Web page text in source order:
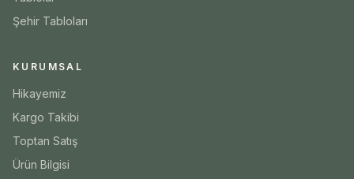
Şehir Tabloları
KURUMSAL
Hikayemiz
Kargo Takibi
Toptan Satış
Ürün Bilgisi